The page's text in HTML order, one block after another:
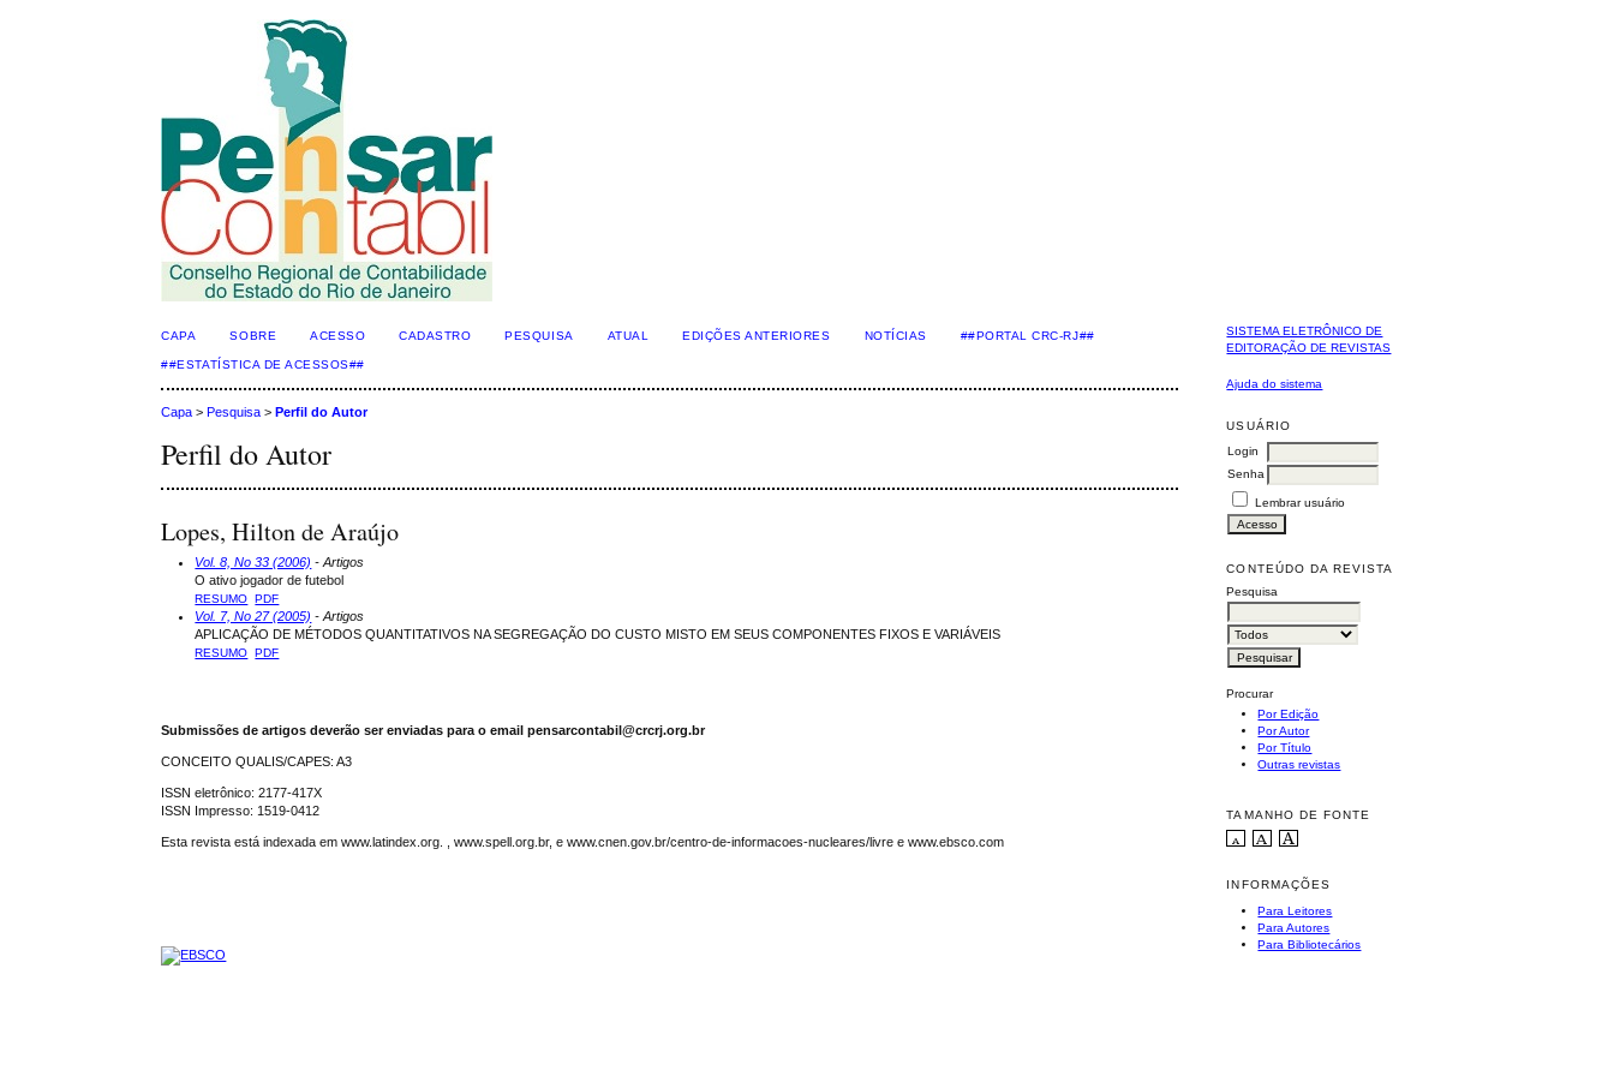
SISTEMA ELETRÔNICO DE
EDITORAÇÃO DE REVISTAS
Ajuda do sistema
USUÁRIO
Login
Senha
Lembrar usuário
CONTEÚDO DA REVISTA
Pesquisa
Procurar
Por Edição
Por Autor
Por Título
Outras revistas
TAMANHO DE FONTE
INFORMAÇÕES
Para Leitores
Para Autores
Para Bibliotecários
CAPA SOBRE ACESSO CADASTRO PESQUISA ATUAL EDIÇÕES ANTERIORES NOTÍCIAS ##PORTAL CRC-RJ##
##ESTATÍSTICA DE ACESSOS##
Capa >Pesquisa >Perfil do Autor
Perfil do Autor
Lopes, Hilton de Araújo
Vol. 8, No 33 (2006) - Artigos
O ativo jogador de futebol
RESUMO PDF
Vol. 7, No 27 (2005) - Artigos
APLICAÇÃO DE MÉTODOS QUANTITATIVOS NA SEGREGAÇÃO DO CUSTO MISTO EM SEUS COMPONENTES FIXOS E VARIÁVEIS
RESUMO PDF
Submissões de artigos deverão ser enviadas para o email pensarcontabil@crcrj.org.br
CONCEITO QUALIS/CAPES: A3
ISSN eletrônico: 2177-417X
ISSN Impresso: 1519-0412
Esta revista está indexada em www.latindex.org. , www.spell.org.br, e www.cnen.gov.br/centro-de-informacoes-nucleares/livre e www.ebsco.com